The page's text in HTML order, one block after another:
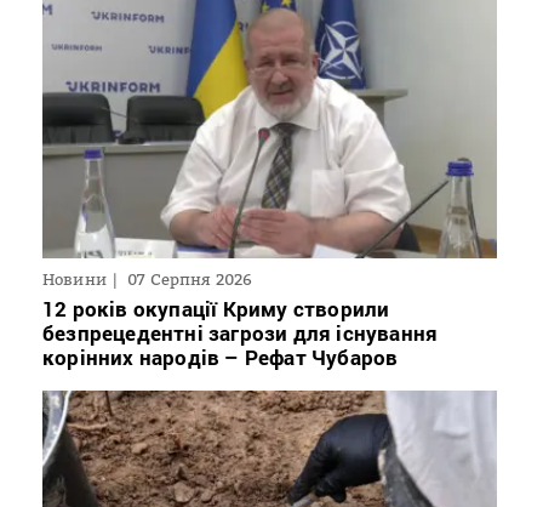
Новини 07 Серпня 2026
12 років окупації Криму створили
безпрецедентні загрози для існування
корінних народів – Рефат Чубаров